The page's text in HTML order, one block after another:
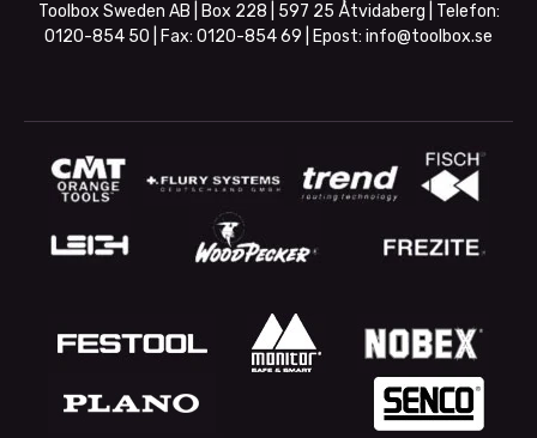
Toolbox Sweden AB | Box 228 | 597 25 Åtvidaberg | Telefon:
0120-854 50 | Fax: 0120-854 69 | Epost: info@toolbox.se